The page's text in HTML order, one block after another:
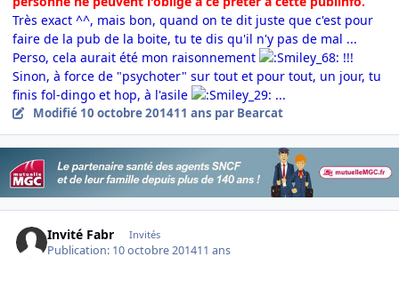
Très exact ^^, mais bon, quand on te dit juste que c'est pour
faire de la pub de la boite, tu te dis qu'il n'y pas de mal ...
Perso, cela aurait été mon raisonnement
!!!
Sinon, à force de "psychoter" sur tout et pour tout, un jour, tu
finis fol-dingo et hop, à l'asile
...
Modifié 10 octobre 201411 ans par Bearcat
Invité Fabr Invités
Publication: 10 octobre 201411 ans